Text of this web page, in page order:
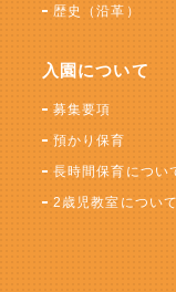
歴史（沿革）
入園について
募集要項
預かり保育
長時間保育につい
2歳児教室について